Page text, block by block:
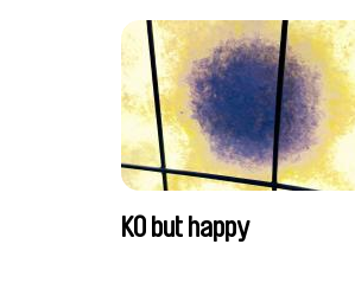
KO but happy